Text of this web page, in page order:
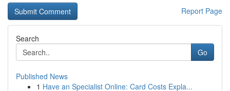
Report Page
Search
Go
Published News
1 Have an Specialist Online: Card Costs Expla...